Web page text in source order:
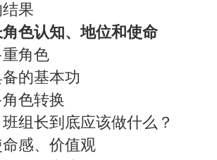
果
色认知、地位和使命
角色
的基本功
色转换
组长到底应该做什么？
感、价值观